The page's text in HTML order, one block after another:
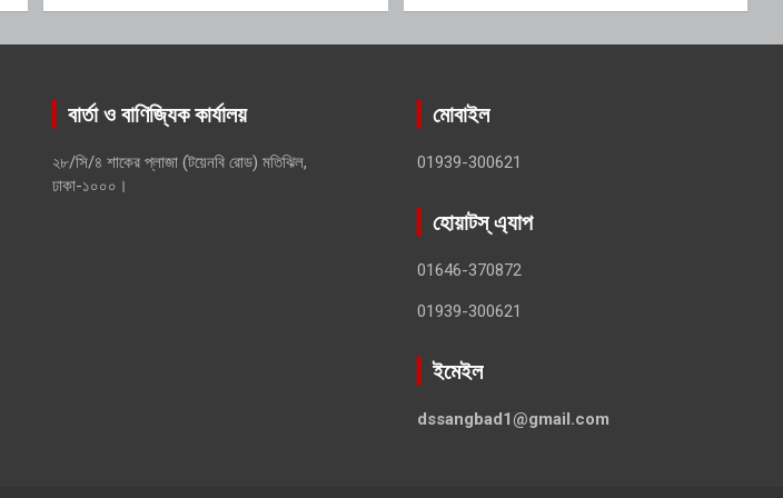
বার্তা ও বাণিজ্যিক কার্যালয়
২৮/সি/৪ শাকের প্লাজা (টয়েনবি রোড) মতিঝিল,
ঢাকা-১০০০।
মোবাইল
01939-300621
হোয়াটস্ এ্যাপ
01646-370872
01939-300621
ইমেইল
dssangbad1@gmail.com